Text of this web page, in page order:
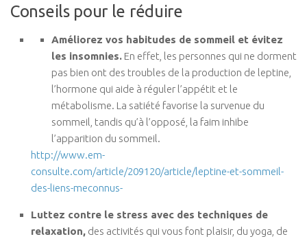
Conseils pour le réduire
Améliorez vos habitudes de sommeil et évitez
les insomnies. En effet, les personnes qui ne dorment
pas bien ont des troubles de la production de leptine,
l’hormone qui aide à réguler l’appétit et le
métabolisme. La satiété favorise la survenue du
sommeil, tandis qu’à l’opposé, la faim inhibe
l’apparition du sommeil.
http://www.em-
consulte.com/article/209120/article/leptine-et-sommeil-
des-liens-meconnus-
Luttez contre le stress avec des techniques de
relaxation, des activités qui vous font plaisir, du yoga, de